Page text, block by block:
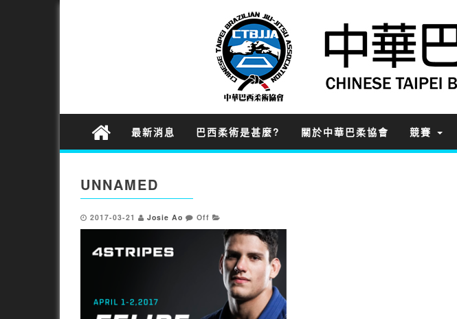
最新消息 巴西柔術是甚麼? 關於中華巴柔協會 競賽
UNNAMED
2017-03-21 Josie Ao Off